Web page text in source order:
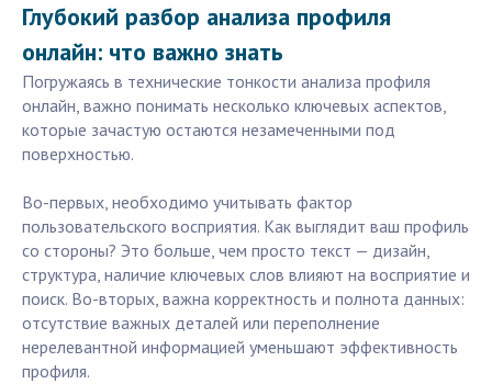
Глубокий разбор анализа профиля
онлайн: что важно знать
Погружаясь в технические тонкости анализа профиля
онлайн, важно понимать несколько ключевых аспектов,
которые зачастую остаются незамеченными под
поверхностью.
Во-первых, необходимо учитывать фактор
пользовательского восприятия. Как выглядит ваш профиль
со стороны? Это больше, чем просто текст — дизайн,
структура, наличие ключевых слов влияют на восприятие и
поиск. Во-вторых, важна корректность и полнота данных:
отсутствие важных деталей или переполнение
нерелевантной информацией уменьшают эффективность
профиля.